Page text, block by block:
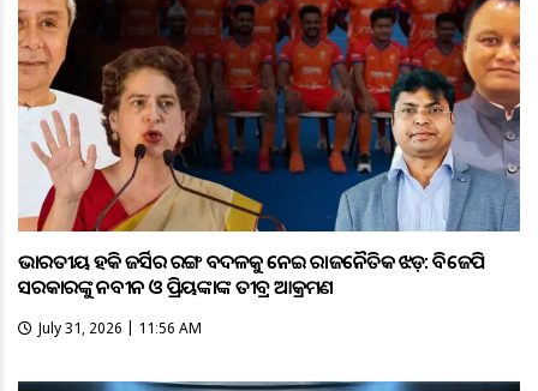
ଭାରତୀୟ ହକି ଜର୍ସିର ରଙ୍ଗ ବଦଳକୁ ନେଇ ରାଜନୈତିକ ଝଡ଼: ବିଜେପି
ସରକାରଙ୍କୁ ନବୀନ ଓ ପ୍ରିୟଙ୍କାଙ୍କ ତୀବ୍ର ଆକ୍ରମଣ
July 31, 2026 | 11:56 AM